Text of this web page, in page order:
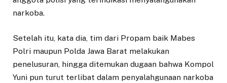
narkoba.
Setelah itu, kata dia, tim dari Propam baik Mabes
Polri maupun Polda Jawa Barat melakukan
penelusuran, hingga ditemukan dugaan bahwa Kompol
Yuni pun turut terlibat dalam penyalahgunaan narkoba